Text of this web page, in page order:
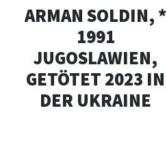
ARMAN SOLDIN, *
1991
JUGOSLAWIEN,
GETÖTET 2023 IN
DER UKRAINE